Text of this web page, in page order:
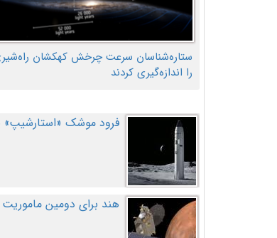
ستاره‌شناسان سرعت چرخش کهکشان
را اندازه‌گیری کردند
فرود موشک «استارشیپ»
هند برای دومین